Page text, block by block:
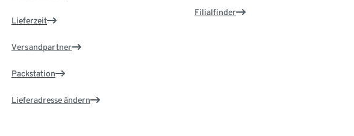
Lieferzeit
Versandpartner
Packstation
Lieferadresse ändern
Filialfinder